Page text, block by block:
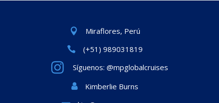
Miraflores, Perú
(+51) 989031819
Síguenos: @mpglobalcruises
Kimberlie Burns